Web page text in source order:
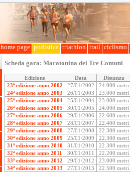
home page podistica triathlon trail ciclismo
Scheda gara: Maratonina dei Tre Comuni
Edizione Data
Distanza
23ª edizione anno 2002
27/01/2002
24.000 metri
24ª edizione anno 2003
26/01/2003
23.000 metri
25ª edizione anno 2004
25/01/2004
23.000 metri
26ª edizione anno 2005
30/01/2005
24.000 metri
27ª edizione anno 2006
29/01/2006
22.600 metri
28ª edizione anno 2007
28/01/2007
22.400 metri
29ª edizione anno 2008
27/01/2008
22.300 metri
30ª edizione anno 2009
25/01/2009
22.300 metri
31ª edizione anno 2010
31/01/2010
22.300 metri
32ª edizione anno 2011
30/01/2011
22.200 metri
33ª edizione anno 2012
29/01/2012
23.000 metri
34ª edizione anno 2013
27/01/2013
22.500 metri